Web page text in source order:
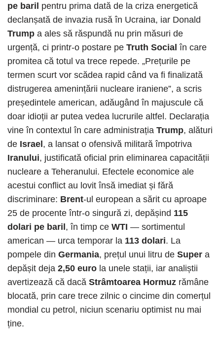
pe baril pentru prima dată de la criza energetică
declanșată de invazia rusă în Ucraina, iar Donald
Trump a ales să răspundă nu prin măsuri de
urgență, ci printr-o postare pe Truth Social în care
promitea că totul va trece repede. „Prețurile pe
termen scurt vor scădea rapid când va fi finalizată
distrugerea amenințării nucleare iraniene”, a scris
președintele american, adăugând în majuscule că
doar idioții ar putea vedea lucrurile altfel. Declarația
vine în contextul în care administrația Trump, alături
de Israel, a lansat o ofensivă militară împotriva
Iranului, justificată oficial prin eliminarea capacității
nucleare a Teheranului. Efectele economice ale
acestui conflict au lovit însă imediat și fără
discriminare: Brent-ul european a sărit cu aproape
25 de procente într-o singură zi, depășind 115
dolari pe baril, în timp ce WTI — sortimentul
american — urca temporar la 113 dolari. La
pompele din Germania, prețul unui litru de Super a
depășit deja 2,50 euro la unele stații, iar analiștii
avertizează că dacă Strâmtoarea Hormuz rămâne
blocată, prin care trece zilnic o cincime din comerțul
mondial cu petrol, niciun scenariu optimist nu mai
ține.